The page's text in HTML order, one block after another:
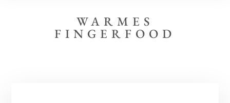
WARMES
FINGERFOOD